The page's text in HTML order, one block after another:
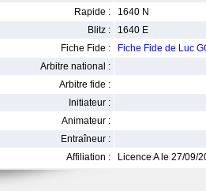
Rapide :
1640 N
Blitz :
1640 E
Fiche Fide :
Fiche Fide de Luc
Arbitre national :
Arbitre fide :
Initiateur :
Animateur :
Entraîneur :
Affiliation :
Licence A le 27/09/